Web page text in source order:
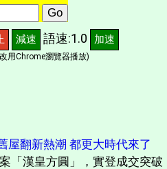
減速 語速:1.0 加速
用Chrome瀏覽器播放)
屋翻新熱潮 都更大時代來了
「漢皇方圓」，實登成交突破